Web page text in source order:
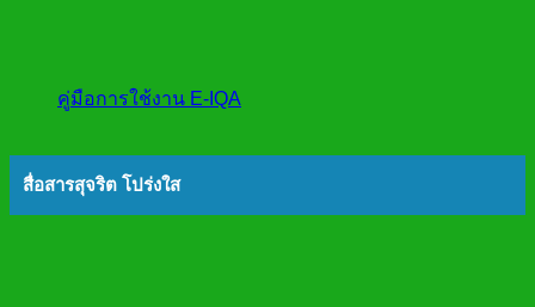
คู่มือการใช้งาน E-IQA
สื่อสารสุจริต โปร่งใส